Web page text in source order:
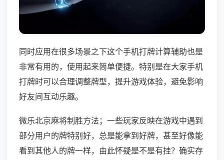
同时应用在很多场景之下这个手机打牌计算辅助也是
非常有用的，使用起来简单便捷。特别是在大家手机
打牌时可以合理调整牌型，提升游戏体验，避免影响
好友间互动乐趣。
微乐北京麻将制胜方法；一些玩家反映在游戏中遇到
部分用户的牌特别好，总是能拿到好牌，甚至好像能
看到其他人的牌一样，由此怀疑是不是有挂？确实存